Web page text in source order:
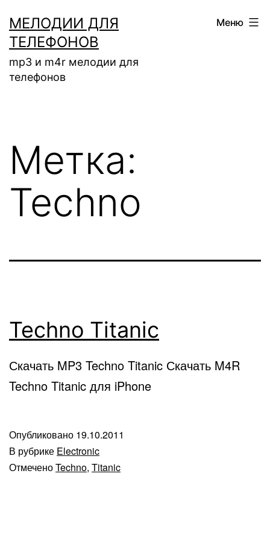
содержимому
МЕЛОДИИ ДЛЯ
ТЕЛЕФОНОВ
mp3 и m4r мелодии для
телефонов
Меню
Метка:
Techno
Techno Titanic
Скачать MP3 Techno Titanic Скачать M4R
Techno Titanic для iPhone
Опубликовано 19.10.2011
В рубрике Electronic
ОтмеченоTechno, Titanic